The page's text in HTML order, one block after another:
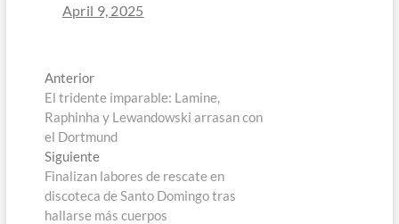
April 9, 2025
Navegación
de
entradas
AnteriorEntrada
anterior:
El tridente imparable: Lamine,
Raphinha y Lewandowski arrasan con
el Dortmund
SiguienteEntrada
siguiente:
Finalizan labores de rescate en
discoteca de Santo Domingo tras
hallarse más cuerpos